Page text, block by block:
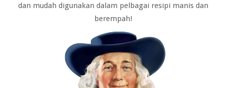
dan mudah digunakan dalam pelbagai resipi manis dan
berempah!